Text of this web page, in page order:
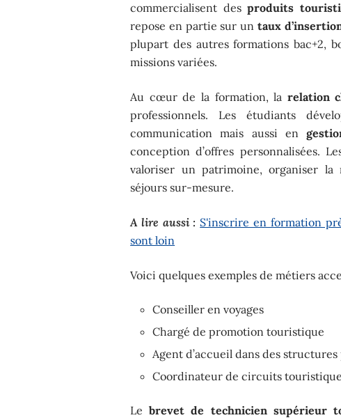
commercialisent desproduits
repose en partie sur un taux
plupart des autres formations bac+2,
missions variées.
Au cœur de la formation, la relation
professionnels. Les étudiants
communication mais aussi en
conception d’offres personnalisées.
valoriser un patrimoine, organiser
séjours sur-mesure.
A lire aussi : S'inscrire en formation
sont loin
Voici quelques exemples de métiers
Conseiller en voyages
Chargé de promotion touristique
Agent d’accueil dans des
Coordinateur de circuits
Lebrevet de technicien supérieur